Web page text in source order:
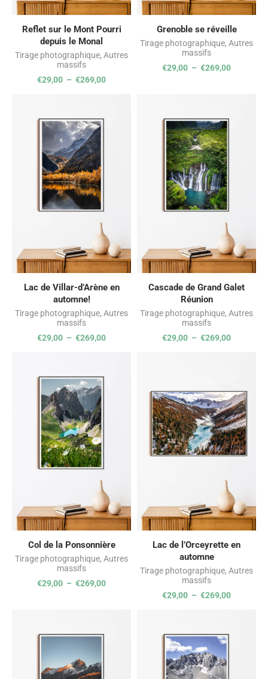
Reflet sur le Mont Pourri
depuis le Monal
Tirage photographique, Autres
massifs
€29,00 – €269,00
Grenoble se réveille
Tirage photographique, Autres
massifs
€29,00 – €269,00
Lac de Villar-d’Arène en
automne!
Tirage photographique, Autres
massifs
€29,00 – €269,00
Cascade de Grand Galet
Réunion
Tirage photographique, Autres
massifs
€29,00 – €269,00
Col de la Ponsonnière
Tirage photographique, Autres
massifs
€29,00 – €269,00
Lac de l’Orceyrette en
automne
Tirage photographique, Autres
massifs
€29,00 – €269,00